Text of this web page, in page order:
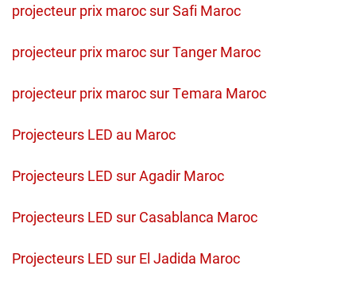
projecteur prix maroc sur Safi Maroc
projecteur prix maroc sur Tanger Maroc
projecteur prix maroc sur Temara Maroc
Projecteurs LED au Maroc
Projecteurs LED sur Agadir Maroc
Projecteurs LED sur Casablanca Maroc
Projecteurs LED sur El Jadida Maroc